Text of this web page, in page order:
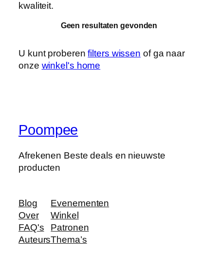
kwaliteit.
Geen resultaten gevonden
U kunt proberenfilters wissen of ga naar
onze winkel's home
Poompee
Afrekenen Beste deals en nieuwste
producten
Blog
Over
FAQ's
Auteurs
Evenementen
Winkel
Patronen
Thema’s